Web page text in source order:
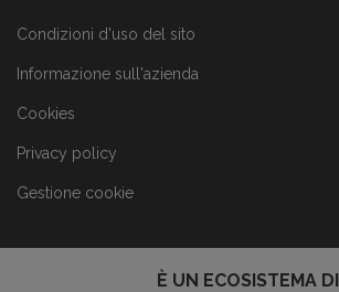
Condizioni d'uso del sito
Informazione sull'azienda
Cookies
Privacy policy
Gestione cookie
È UN ECOSISTEMA DI